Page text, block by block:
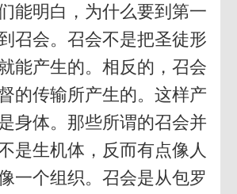
能明白，为什么要到第一
召会。召会不是把圣徒形
能产生的。相反的，召会
的传输所产生的。这样产
身体。那些所谓的召会并
是生机体，反而有点像人
一个组织。召会是从包罗